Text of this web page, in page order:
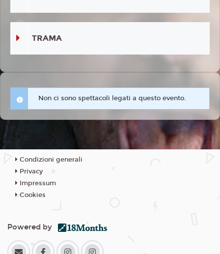
TRAMA
Non ci sono spettacoli legati a questo evento.
Condizioni generali
Privacy
Impressum
Cookies
Powered by